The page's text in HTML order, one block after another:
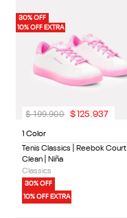
30% OFF
10% OFF EXTRA
1 Color
Tenis Classics | Reebok Court
Clean | Niña
Classics
30% OFF
10% OFF EXTRA
$ 199.900 $125.937